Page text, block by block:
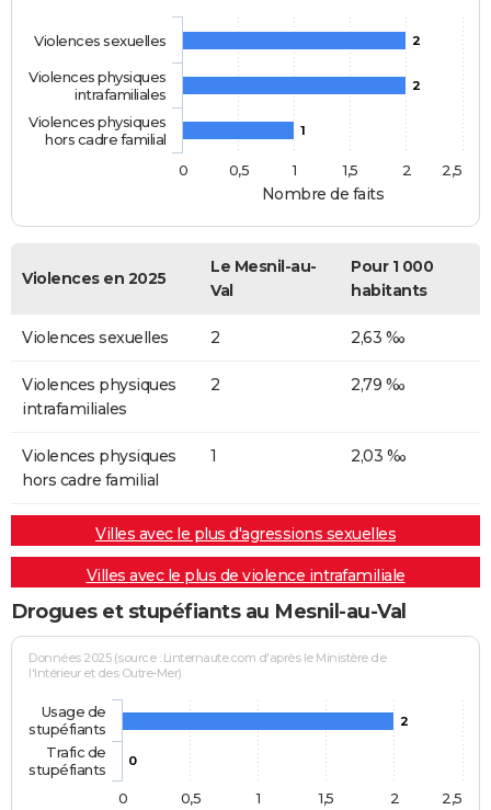
Nombre de faits
2
2
1
Violences sexuelles
Violences physiques
intrafamiliales
Violences physiques
hors cadre familial
0
0,5 1 1,5 2 2,5
Violences en 2025
Le Mesnil-au-
Val
Pour 1 000
habitants
Violences sexuelles 2 2,63 ‰
Violences physiques
intrafamiliales
2 2,79 ‰
Violences physiques
hors cadre familial
1 2,03 ‰
Villes avec le plus d'agressions sexuelles
Villes avec le plus de violence intrafamiliale
Drogues et stupéfiants au Mesnil-au-Val
Données 2025 (source : Linternaute.com d'après le Ministère de
l'Intérieur et des Outre-Mer)
2
0
Usage de
stupéfiants
Trafic de
stupéfiants
0
0,5 1 1,5 2 2,5